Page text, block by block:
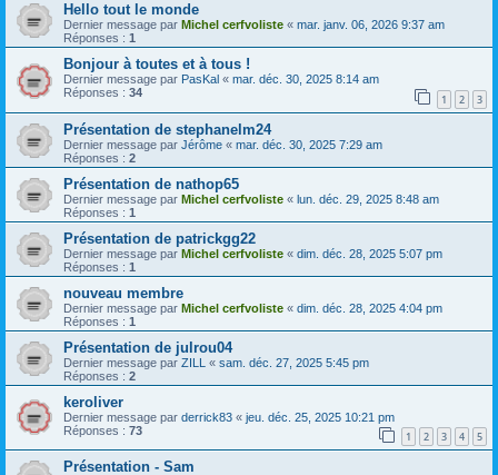
Hello tout le monde
Dernier message par Michel cerfvoliste « mar. janv. 06, 2026 9:37 am
Réponses : 1
Bonjour à toutes et à tous !
Dernier message par PasKal « mar. déc. 30, 2025 8:14 am
Réponses : 34 1 2 3
Présentation de stephanelm24
Dernier message par Jérôme « mar. déc. 30, 2025 7:29 am
Réponses : 2
Présentation de nathop65
Dernier message par Michel cerfvoliste « lun. déc. 29, 2025 8:48 am
Réponses : 1
Présentation de patrickgg22
Dernier message par Michel cerfvoliste « dim. déc. 28, 2025 5:07 pm
Réponses : 1
nouveau membre
Dernier message par Michel cerfvoliste « dim. déc. 28, 2025 4:04 pm
Réponses : 1
Présentation de julrou04
Dernier message par ZILL « sam. déc. 27, 2025 5:45 pm
Réponses : 2
keroliver
Dernier message par derrick83 « jeu. déc. 25, 2025 10:21 pm
Réponses : 73 1 2 3 4 5
Présentation - Sam